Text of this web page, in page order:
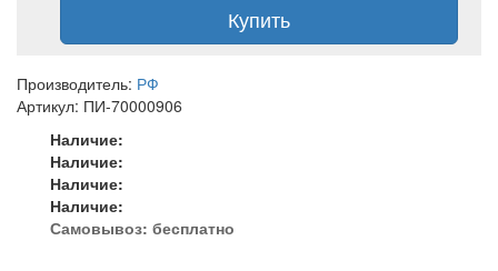
Купить
Производитель: РФ
Артикул: ПИ-70000906
Наличие:
Наличие:
Наличие:
Наличие:
Самовывоз: бесплатно